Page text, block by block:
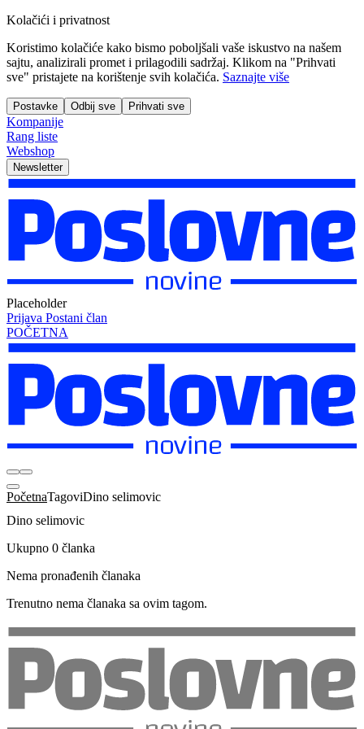
Kolačići i privatnost
Koristimo kolačiće kako bismo poboljšali vaše iskustvo na našem
sajtu, analizirali promet i prilagodili sadržaj. Klikom na "Prihvati
sve" pristajete na korištenje svih kolačića. Saznajte više
Postavke Odbij sve Prihvati sve
Kompanije
Rang liste
Webshop
Newsletter
Placeholder
Prijava Postani član
POČETNA
PočetnaTagoviDino selimovic
Dino selimovic
Ukupno 0 članka
Nema pronađenih članaka
Trenutno nema članaka sa ovim tagom.